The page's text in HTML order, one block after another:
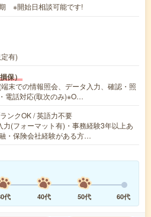
期 ※開始日相談可能です!
有)
保）
端末での情報照会、データ入力、確認・照
電話対応(取次のみ)※O…
ンクOK / 英語力不要
力(フォーマット有)・事務経験3年以上あ
・保険会社経験がある方…
代 40代 50代 60代